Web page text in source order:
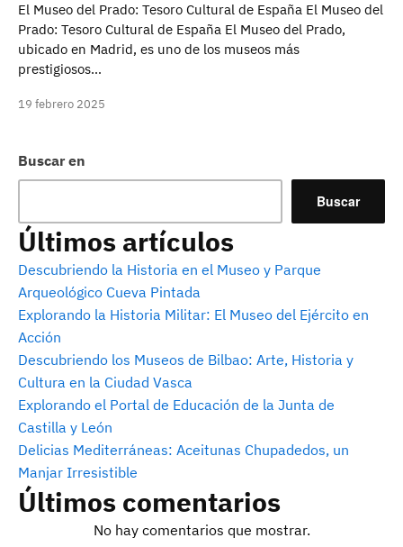
Buscar en
Buscar
Últimos artículos
Descubriendo la Historia en el Museo y Parque
Arqueológico Cueva Pintada
Explorando la Historia Militar: El Museo del Ejército en
Acción
Descubriendo los Museos de Bilbao: Arte, Historia y
Cultura en la Ciudad Vasca
Explorando el Portal de Educación de la Junta de
Castilla y León
Delicias Mediterráneas: Aceitunas Chupadedos, un
Manjar Irresistible
Últimos comentarios
No hay comentarios que mostrar.
El Museo del Prado: Tesoro Cultural de España El Museo del
Prado: Tesoro Cultural de España El Museo del Prado,
ubicado en Madrid, es uno de los museos más
prestigiosos…
19 febrero 2025